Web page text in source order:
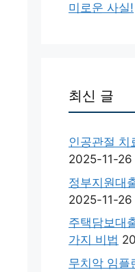
미로운 사실!
최신 글
인공관절 치
2025-11-26
정부지원대
2025-11-26
주택담보대
가지 비법
무치악 임플